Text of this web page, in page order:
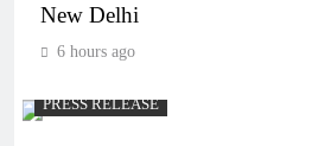
New Delhi
6 hours ago
PRESS RELEASE